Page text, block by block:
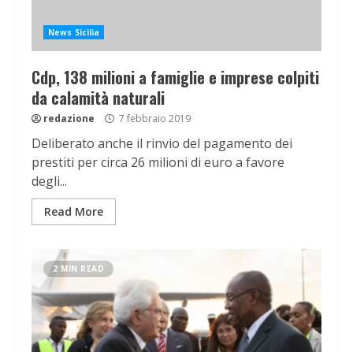
News Sicilia
Cdp, 138 milioni a famiglie e imprese colpiti
da calamità naturali
redazione 7 febbraio 2019
Deliberato anche il rinvio del pagamento dei
prestiti per circa 26 milioni di euro a favore
degli...
Read More
2 MIN READ